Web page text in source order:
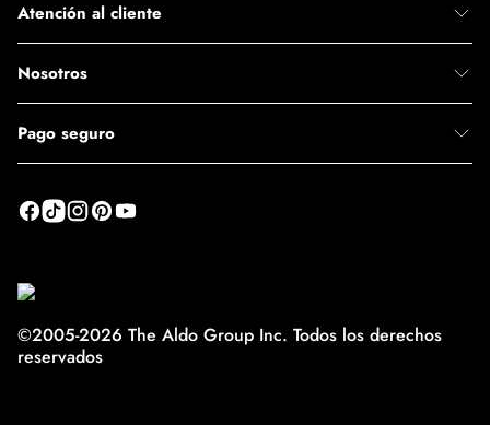
Atención al cliente
Nosotros
Pago seguro
©2005-2026 The Aldo Group Inc. Todos los derechos
reservados